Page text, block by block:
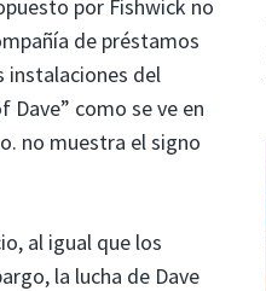
por Fishwick no
de préstamos
instalaciones del
Dave” como se ve en
no muestra el signo
al igual que los
la lucha de Dave